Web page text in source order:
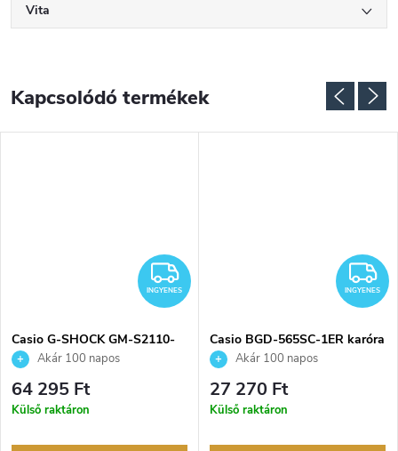
Vita
Kapcsolódó termékek
INGYENES
INGYENES
Casio G-SHOCK GM-S2110-
7A9ER karóra
Akár 100 napos
visszaküldési lehetőség. Hivatalos
márkakereskedő.
64 295 Ft
Külső raktáron
INGYENES
Casio BGD-565SC-1ER karóra
Akár 100 napos
visszaküldési lehetőség. Hivatalos
márkakereskedő.
27 270 Ft
Külső raktáron